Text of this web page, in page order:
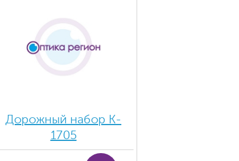
Дорожный набор K-
1705